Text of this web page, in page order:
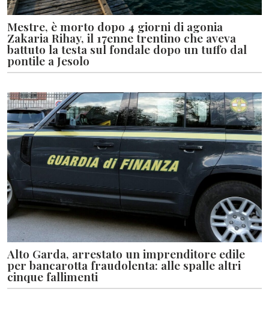
Mestre, è morto dopo 4 giorni di agonia
Zakaria Rihay, il 17enne trentino che aveva
battuto la testa sul fondale dopo un tuffo dal
pontile a Jesolo
Alto Garda, arrestato un imprenditore edile
per bancarotta fraudolenta: alle spalle altri
cinque fallimenti